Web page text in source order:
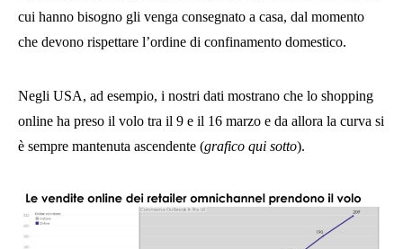
cui hanno bisogno gli venga consegnato a casa, dal momento
che devono rispettare l’ordine di confinamento domestico.
Negli USA, ad esempio, i nostri dati mostrano che lo shopping
online ha preso il volo tra il 9 e il 16 marzo e da allora la curva si
è sempre mantenuta ascendente (grafico qui sotto).